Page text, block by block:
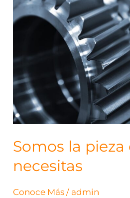
Somos la pieza
necesitas
Conoce Más / admin
la
pieza